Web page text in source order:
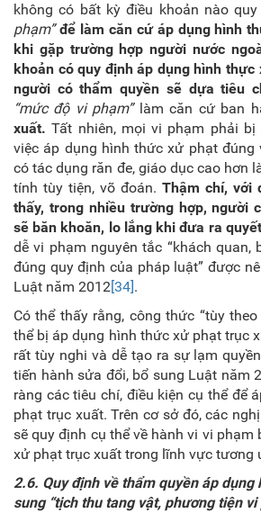
không có bất kỳ điều khoản nào
phạm”để làm căn cứ áp dụng hình
khi gặp trường hợp người nước
khoản có quy định áp dụng hình
người có thẩm quyền sẽ dựa tiêu
“mức độ vi phạm”làm căn cứ ban
xuất.Tất nhiên, mọi vi phạm phải bị
việc áp dụng hình thức xử phạt
có tác dụng răn đe, giáo dục cao hơn
tính tùy tiện, võ đoán. Thậm chí, với
thấy, trong nhiều trường hợp, người
sẽ băn khoăn, lo lắng khi đưa ra
dễ vi phạm nguyên tắc “khách quan,
đúng quy định của pháp luật” được
Luật năm 2012[34].
Có thể thấy rằng, công thức “tùy
thể bị áp dụng hình thức xử phạt trục
rất tùy nghi và dễ tạo ra sự lạm
tiến hành sửa đổi, bổ sung Luật năm
ràng các tiêu chí, điều kiện cụ thể để
phạt trục xuất. Trên cơ sở đó, các
sẽ quy định cụ thể về hành vi vi
xử phạt trục xuất trong lĩnh vực tương
2.6. Quy định về thẩm quyền áp
sung “tịch thu tang vật, phương tiện vi